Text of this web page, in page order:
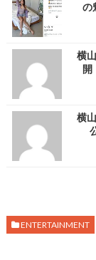
の
横
開
横
ENTERTAINMENT